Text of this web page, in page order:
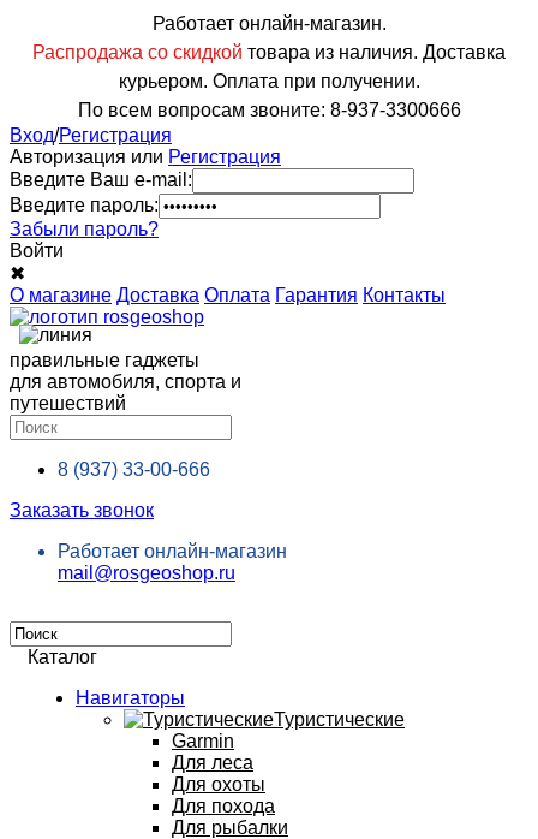
Работает онлайн-магазин.
Распродажа со скидкой товара из наличия. Доставка
курьером. Оплата при получении.
По всем вопросам звоните: 8-937-3300666
Вход/Регистрация
Авторизация или Регистрация
Введите Ваш e-mail:
Введите пароль:
Забыли пароль?
Войти
✖
О магазине Доставка Оплата Гарантия Контакты
правильные гаджеты
для автомобиля, спорта и
путешествий
8 (937) 33-00-666
Заказать звонок
Работает онлайн-магазин
mail@rosgeoshop.ru
Каталог
Навигаторы
Туристические
Garmin
Для леса
Для охоты
Для похода
Для рыбалки